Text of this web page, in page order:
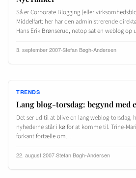
Så er Corporate Blogging (eller
Middelfart: her har den administrerende
Hans Erik Brønserud, netop sat en weblog
3. september 2007·Stefan Bøgh-Andersen
TRENDS
Lang blog-torsdag: begynd med
Det ser ud til at blive en lang weblog-torsdag,
nyhederne står i kø for at komme til. Trine-
forkant fortælle om…
22. august 2007·Stefan Bøgh-Andersen